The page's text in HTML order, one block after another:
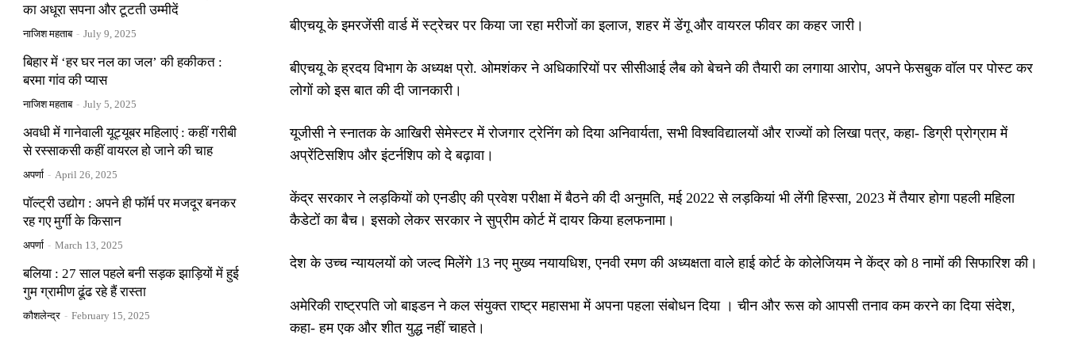
का अधूरा सपना और टूटती उम्मीदें
नाजिश महताब - July 9, 2025
बिहार में ‘हर घर नल का जल’ की हकीकत :
बरमा गांव की प्यास
नाजिश महताब - July 5, 2025
अवधी में गानेवाली यूट्यूबर महिलाएं : कहीं गरीबी
से रस्साकसी कहीं वायरल हो जाने की चाह
अपर्णा - April 26, 2025
पॉल्ट्री उद्योग : अपने ही फॉर्म पर मजदूर बनकर
रह गए मुर्गी के किसान
अपर्णा - March 13, 2025
बलिया : 27 साल पहले बनी सड़क झाड़ियों में हुई
गुम ग्रामीण ढूंढ रहे हैं रास्ता
कौशलेन्द्र - February 15, 2025
बीएचयू के इमरजेंसी वार्ड में स्ट्रेचर पर किया जा रहा मरीजों का इलाज, शहर में डेंगू और वायरल फीवर का कहर जारी।
बीएचयू के ह्रदय विभाग के अध्यक्ष प्रो. ओमशंकर ने अधिकारियों पर सीसीआई लैब को बेचने की तैयारी का लगाया आरोप, अपने फेसबुक वॉल पर पोस्ट कर
लोगों को इस बात की दी जानकारी।
यूजीसी ने स्नातक के आखिरी सेमेस्टर में रोजगार ट्रेनिंग को दिया अनिवार्यता, सभी विश्वविद्यालयों और राज्यों को लिखा पत्र, कहा- डिग्री प्रोग्राम में
अप्रेंटिसशिप और इंटर्नशिप को दे बढ़ावा।
केंद्र सरकार ने लड़कियों को एनडीए की प्रवेश परीक्षा में बैठने की दी अनुमति, मई 2022 से लड़कियां भी लेंगी हिस्सा, 2023 में तैयार होगा पहली महिला
कैडेटों का बैच। इसको लेकर सरकार ने सुप्रीम कोर्ट में दायर किया हलफनामा।
देश के उच्च न्यायलयों को जल्द मिलेंगे 13 नए मुख्य नयायधिश, एनवी रमण की अध्यक्षता वाले हाई कोर्ट के कोलेजियम ने केंद्र को 8 नामों की सिफारिश की।
अमेरिकी राष्ट्रपति जो बाइडन ने कल संयुक्त राष्ट्र महासभा में अपना पहला संबोधन दिया । चीन और रूस को आपसी तनाव कम करने का दिया संदेश,
कहा- हम एक और शीत युद्ध नहीं चाहते।